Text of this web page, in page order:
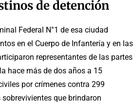
de detención
Federal N°1 de esa ciudad
en el Cuerpo de Infantería y en las
representantes de las partes
hace más de dos años a 15
por crímenes contra 299
que brindaron